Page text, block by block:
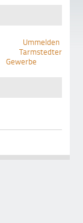
Ummelden
Tarmstedter
Gewerbe